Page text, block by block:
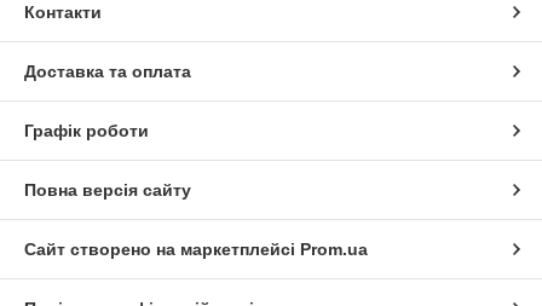
Контакти
Доставка та оплата
Графік роботи
Повна версія сайту
Сайт створено на маркетплейсі Prom.ua